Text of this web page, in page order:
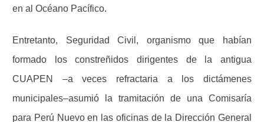
en al Océano Pacífico.
Entretanto, Seguridad Civil, organismo que habían
formado los constreñidos dirigentes de la antigua
CUAPEN –a veces refractaria a los dictámenes
municipales–asumió la tramitación de una Comisaría
para Perú Nuevo en las oficinas de la Dirección General